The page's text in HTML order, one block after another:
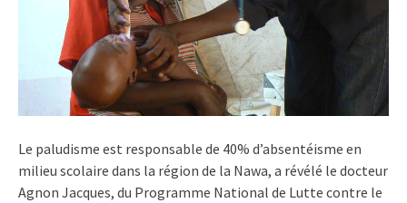
Le paludisme est responsable de 40% d’absentéisme en
milieu scolaire dans la région de la Nawa, a révélé le docteur
Agnon Jacques, du Programme National de Lutte contre le